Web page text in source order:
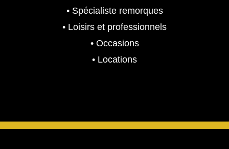
• Spécialiste remorques
• Loisirs et professionnels
• Occasions
• Locations